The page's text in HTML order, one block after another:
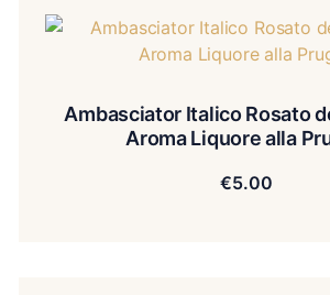
Ambasciator Italico Rosato
Aroma Liquore alla
€5.00